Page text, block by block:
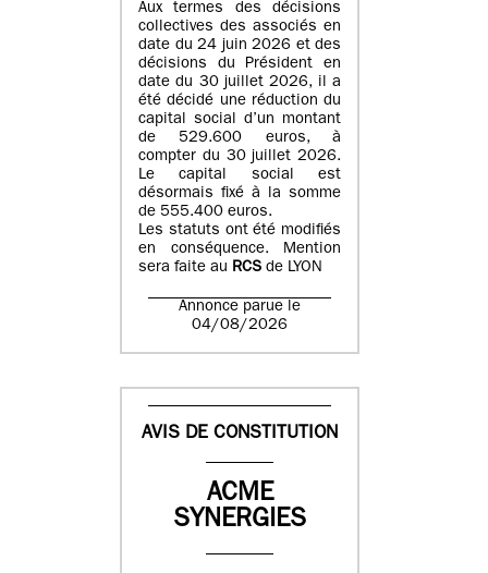
Aux termes des décisions
collectives des associés en
date du 24 juin 2026 et des
décisions du Président en
date du 30 juillet 2026, il a
été décidé une réduction du
capital social d’un montant
de 529.600 euros, à
compter du 30 juillet 2026.
Le capital social est
désormais fixé à la somme
de 555.400 euros.
Les statuts ont été modifiés
en conséquence. Mention
sera faite au RCS de LYON
Annonce parue le
04/08/2026
AVIS DE CONSTITUTION
ACME
SYNERGIES